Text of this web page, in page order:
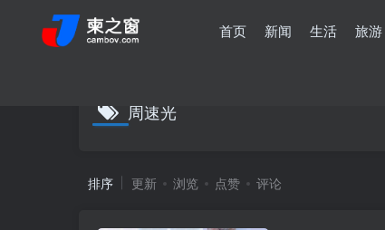
首页 新闻 生活 旅游
周速光
排序 更新 浏览 点赞 评论